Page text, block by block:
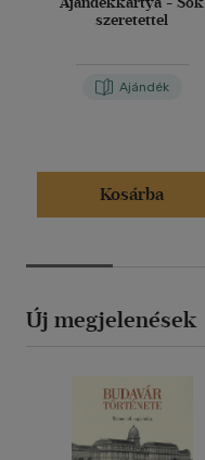
szeretettel
Ajándék
Kosárba
Új megjelenések